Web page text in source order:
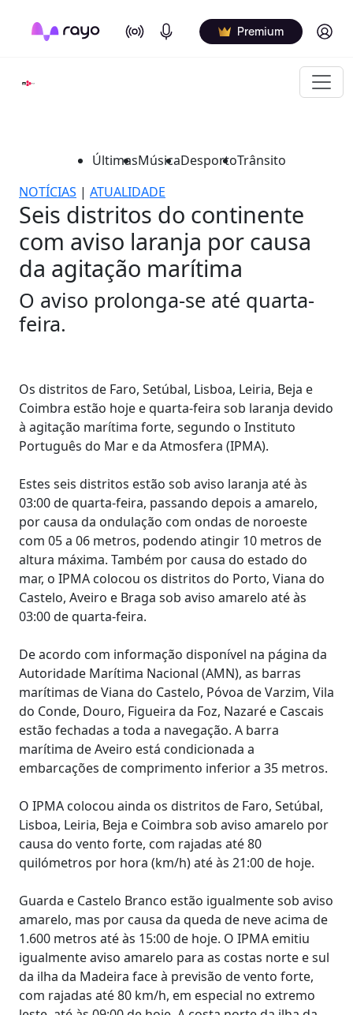
On Air Podcasts Premium Log in
ÚltimasMúsicaDesportoTrânsito
NOTÍCIAS | ATUALIDADE
Seis distritos do continente
com aviso laranja por causa
da agitação marítima
O aviso prolonga-se até quarta-
feira.
Os distritos de Faro, Setúbal, Lisboa, Leiria, Beja e
Coimbra estão hoje e quarta-feira sob laranja devido
à agitação marítima forte, segundo o Instituto
Português do Mar e da Atmosfera (IPMA).
Estes seis distritos estão sob aviso laranja até às
03:00 de quarta-feira, passando depois a amarelo,
por causa da ondulação com ondas de noroeste
com 05 a 06 metros, podendo atingir 10 metros de
altura máxima. Também por causa do estado do
mar, o IPMA colocou os distritos do Porto, Viana do
Castelo, Aveiro e Braga sob aviso amarelo até às
03:00 de quarta-feira.
De acordo com informação disponível na página da
Autoridade Marítima Nacional (AMN), as barras
marítimas de Viana do Castelo, Póvoa de Varzim, Vila
do Conde, Douro, Figueira da Foz, Nazaré e Cascais
estão fechadas a toda a navegação. A barra
marítima de Aveiro está condicionada a
embarcações de comprimento inferior a 35 metros.
O IPMA colocou ainda os distritos de Faro, Setúbal,
Lisboa, Leiria, Beja e Coimbra sob aviso amarelo por
causa do vento forte, com rajadas até 80
quilómetros por hora (km/h) até às 21:00 de hoje.
Guarda e Castelo Branco estão igualmente sob aviso
amarelo, mas por causa da queda de neve acima de
1.600 metros até às 15:00 de hoje. O IPMA emitiu
igualmente aviso amarelo para as costas norte e sul
da ilha da Madeira face à previsão de vento forte,
com rajadas até 80 km/h, em especial no extremo